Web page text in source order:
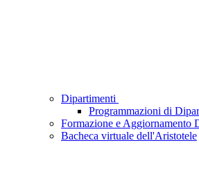
Dipartimenti
Programmazioni di
Formazione e Aggiornamento
Bacheca virtuale dell'Aristotele